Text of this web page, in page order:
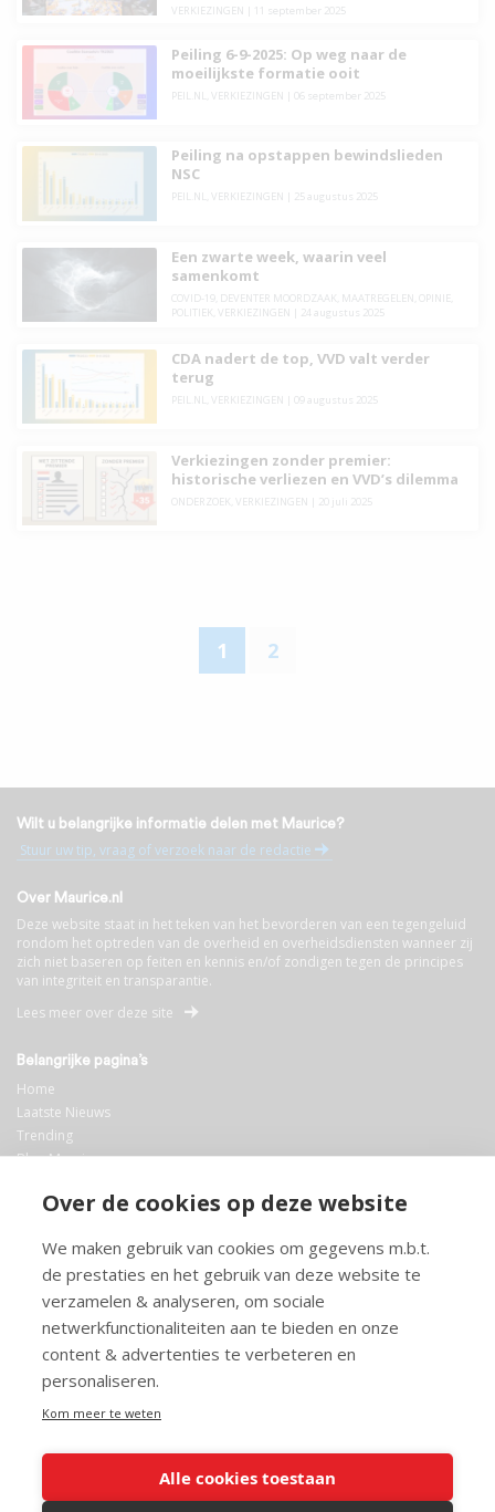
Over de cookies op deze website
We maken gebruik van cookies om gegevens m.b.t.
de prestaties en het gebruik van deze website te
verzamelen & analyseren, om sociale
netwerkfunctionaliteiten aan te bieden en onze
content & advertenties te verbeteren en
personaliseren.
Kom meer te weten
Alle cookies toestaan
VERKIEZINGEN 11 september 2025
Peiling 6-9-2025: Op weg naar de
moeilijkste formatie ooit
PEIL.NL VERKIEZINGEN 06 september 2025
Peiling na opstappen bewindslieden
NSC
PEIL.NL VERKIEZINGEN 25 augustus 2025
Een zwarte week, waarin veel
samenkomt
COVID-19, DEVENTER MOORDZAAK MAATREGELEN OPINIE
POLITIEK
VERKIEZINGEN 24 augustus 2025
CDA nadert de top, VVD valt verder
terug
PEIL.NL VERKIEZINGEN 09 augustus 2025
Verkiezingen zonder premier:
historische verliezen en VVD’s dilemma
ONDERZOEK VERKIEZINGEN 20 juli 2025
1 2
Wilt u belangrijke informatie delen met Maurice?
Stuur uw tip, vraag of verzoek naar de redactie
Over Maurice.nl
Deze website staat in het teken van het bevorderen van een tegengeluid
rondom het optreden van de overheid en overheidsdiensten wanneer zij
zich niet baseren op feiten en kennis en/of zondigen tegen de principes
van integriteit en transparantie.
Lees meer over deze site
Belangrijke pagina’s
Home
Laatste Nieuws
Trending
Blog Maurice
Bibliotheek
Info en service
FAQ
Doneren
Privacy
Voorwaarden
Meedoen
© 2026 Maurice.nl - Alle rechten voorbehouden. Op alle artikelen rust
copyright. Voor meer info, mail naarcontact@maurice.nl.